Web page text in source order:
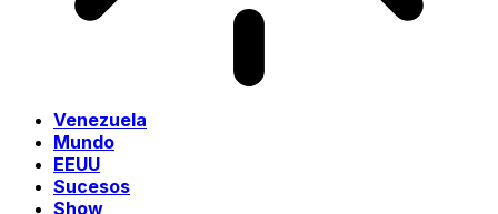
Venezuela
Mundo
EEUU
Sucesos
Show